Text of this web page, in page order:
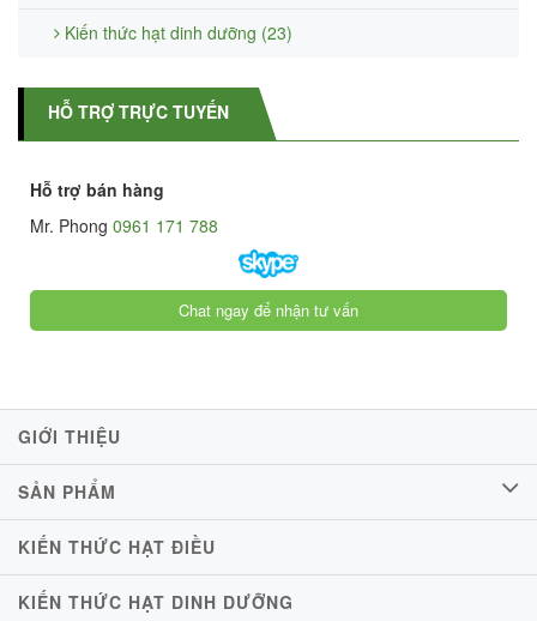
Kiến thức hạt dinh dưỡng (23)
HỖ TRỢ TRỰC TUYẾN
Hỗ trợ bán hàng
Mr. Phong 0961 171 788
Chat ngay để nhận tư vấn
GIỚI THIỆU
SẢN PHẨM
KIẾN THỨC HẠT ĐIỀU
KIẾN THỨC HẠT DINH DƯỠNG